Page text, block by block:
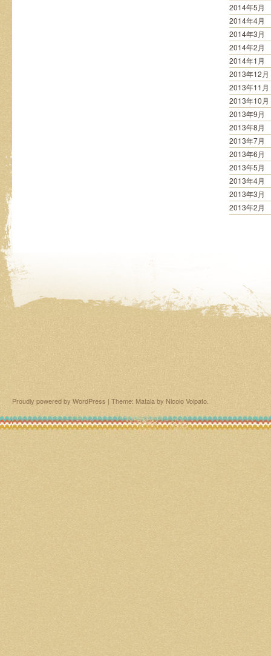
2014年5月
2014年4月
2014年3月
2014年2月
2014年1月
2013年12月
2013年11月
2013年10月
2013年9月
2013年8月
2013年7月
2013年6月
2013年5月
2013年4月
2013年3月
2013年2月
Proudly powered by WordPress | Theme: Matala by Nicolo Volpato